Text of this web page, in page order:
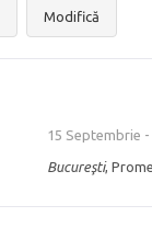
Modifică
15 Septembrie -
Bucureşti,